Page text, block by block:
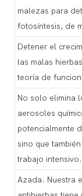
malezas para
fotosíntesis, de
Detener el
las malas
teoría de
No solo elimina
aerosoles
potencialmente
sino que
trabajo intensivo.
Azada. Nuestra